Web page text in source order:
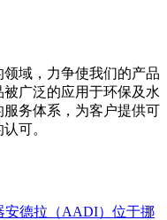
域，力争使我们的产品
广泛的应用于环保及水
务体系，为客户提供可
可。
安德拉（AADI）位于挪